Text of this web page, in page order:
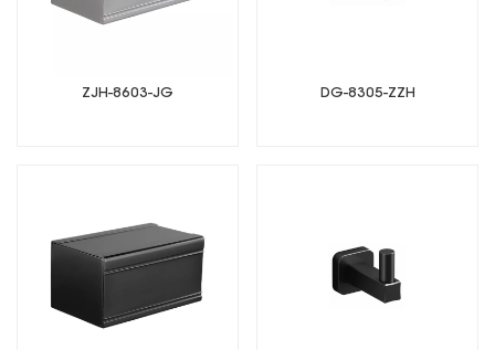
ZJH-8603-JG DG-8305-ZZH